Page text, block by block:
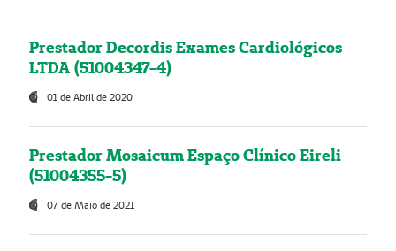
Prestador Decordis Exames Cardiológicos
LTDA (51004347-4)
01 de Abril de 2020
Prestador Mosaicum Espaço Clínico Eireli
(51004355-5)
07 de Maio de 2021